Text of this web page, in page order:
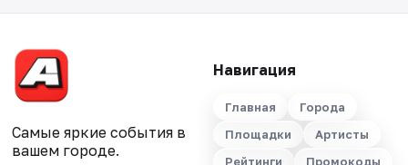
Самые яркие события в
вашем городе.
Навигация
Главная
Города
Площадки
Артисты
Рейтинги
Промокоды